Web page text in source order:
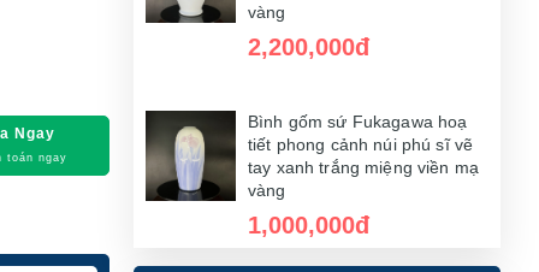
Ngay
toán ngay
vàng
2,200,000đ
Bình gốm sứ Fukagawa hoạ
tiết phong cảnh núi phú sĩ vẽ
tay xanh trắng miệng viền mạ
vàng
1,000,000đ